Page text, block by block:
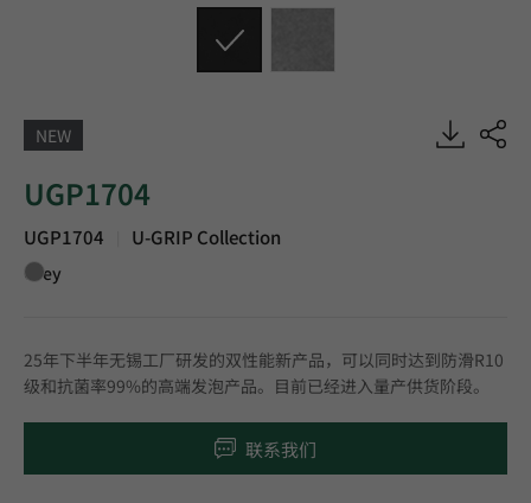
NEW
UGP1704, U-GRIP, Heterogeneous Sheet, HFLOR
UGP1704
UGP1704 U-GRIP Collection
Grey
25年下半年无锡工厂研发的双性能新产品，可以同时达到防滑R10
级和抗菌率99%的高端发泡产品。目前已经进入量产供货阶段。
联系我们